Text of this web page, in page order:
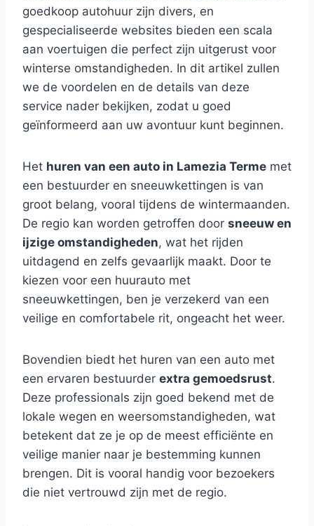
goedkoop autohuur zijn divers, en
gespecialiseerde websites bieden een scala
aan voertuigen die perfect zijn uitgerust voor
winterse omstandigheden. In dit artikel zullen
we de voordelen en de details van deze
service nader bekijken, zodat u goed
geïnformeerd aan uw avontuur kunt beginnen.
Het huren van een auto in Lamezia Terme met
een bestuurder en sneeuwkettingen is van
groot belang, vooral tijdens de wintermaanden.
De regio kan worden getroffen door sneeuw en
ijzige omstandigheden, wat het rijden
uitdagend en zelfs gevaarlijk maakt. Door te
kiezen voor een huurauto met
sneeuwkettingen, ben je verzekerd van een
veilige en comfortabele rit, ongeacht het weer.
Bovendien biedt het huren van een auto met
een ervaren bestuurder extra gemoedsrust.
Deze professionals zijn goed bekend met de
lokale wegen en weersomstandigheden, wat
betekent dat ze je op de meest efficiënte en
veilige manier naar je bestemming kunnen
brengen. Dit is vooral handig voor bezoekers
die niet vertrouwd zijn met de regio.